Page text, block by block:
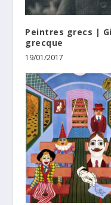
Peintres grecs |
grecque
19/01/2017